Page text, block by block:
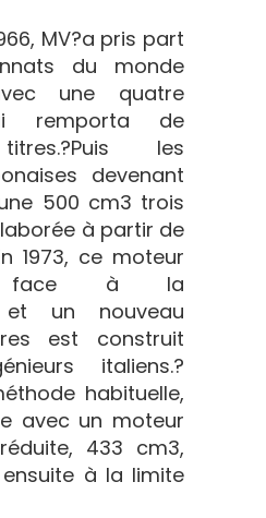
MV?a pris part
du monde
une quatre
remporta de
les
devenant
500 cm3 trois
à partir de
1973, ce moteur
face à la
et un nouveau
est construit
italiens.?
habituelle,
avec un moteur
433 cm3,
à la limite